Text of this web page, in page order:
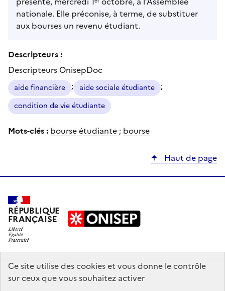
Ce site utilise des cookies et vous donne le contrôle
sur ceux que vous souhaitez activer
nationale. Elle préconise, à terme, de substituer
aux bourses un revenu étudiant.
Descripteurs :
Descripteurs OnisepDoc
aide financière ; aide sociale étudiante ;
condition de vie étudiante
Mots-clés : bourse étudiante ; bourse
Haut de page
RÉPUBLIQUE
FRANÇAISE
education.gouv.fr
enseignementsup-recherche.gouv.fr